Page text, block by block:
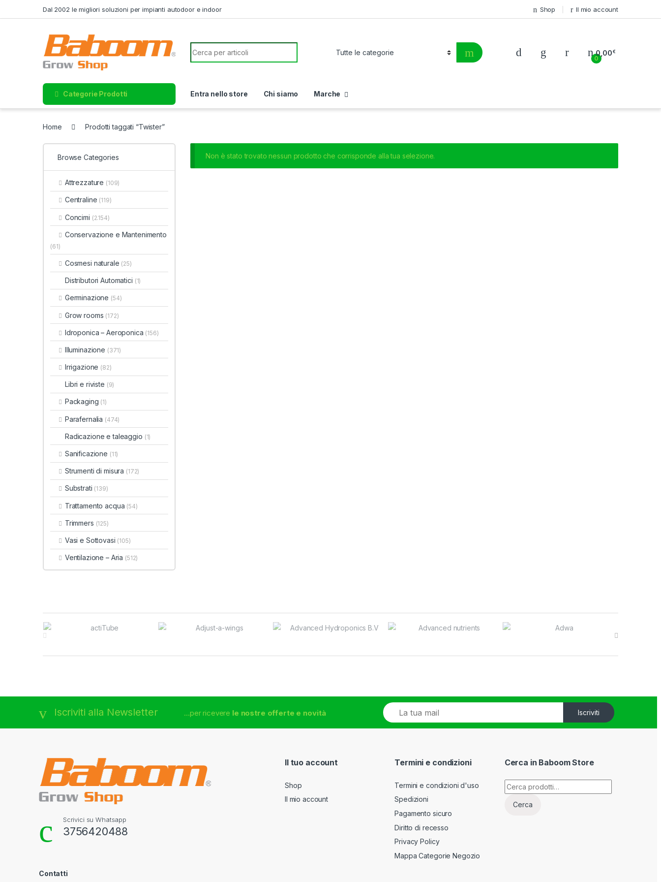
Dal 2002 le migliori soluzioni per impianti autodoor e indoor Shop Il mio account
Search for:
0
0,00€
Categorie Prodotti Entra nello store Chi siamo Marche
Home Prodotti taggati “Twister”
Non è stato trovato nessun prodotto che corrisponde alla tua selezione.
Browse Categories
Attrezzature (109)
Centraline (119)
Concimi (2.154)
Conservazione e Mantenimento
(61)
Cosmesi naturale (25)
Distributori Automatici (1)
Germinazione (54)
Grow rooms (172)
Idroponica – Aeroponica (156)
Illuminazione (371)
Irrigazione (82)
Libri e riviste (9)
Packaging (1)
Parafernalia (474)
Radicazione e taleaggio (1)
Sanificazione (11)
Strumenti di misura (172)
Substrati (139)
Trattamento acqua (54)
Trimmers (125)
Vasi e Sottovasi (105)
Ventilazione – Aria (512)
Brands Carousel
Iscriviti alla Newsletter ...per ricevere le nostre offerte e novità
E
m
a
Iscriviti
Scrivici su Whatsapp
3756420488
Contatti
Il tuo account
Shop
Il mio account
Termini e condizioni
Termini e condizioni d'uso
Spedizioni
Pagamento sicuro
Diritto di recesso
Privacy Policy
Mappa Categorie Negozio
Cerca in Baboom Store
Cerca:
Cerca